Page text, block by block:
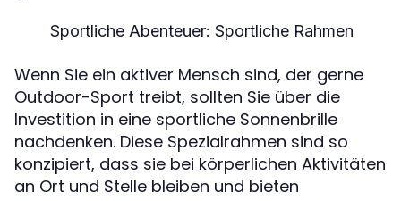
Sportliche Abenteuer: Sportliche Rahmen
Wenn Sie ein aktiver Mensch sind, der gerne
Outdoor-Sport treibt, sollten Sie über die
Investition in eine sportliche Sonnenbrille
nachdenken. Diese Spezialrahmen sind so
konzipiert, dass sie bei körperlichen Aktivitäten
an Ort und Stelle bleiben und bieten